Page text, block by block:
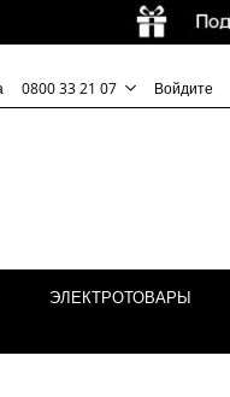
0800 33 21 07 Войдите
ЭЛЕКТРОТОВАРЫ